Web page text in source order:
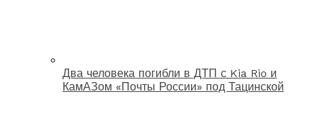
Два человека погибли в ДТП с Kia Rio и
КамАЗом «Почты России» под Тацинской